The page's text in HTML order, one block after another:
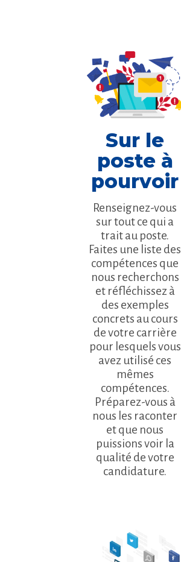
Sur le
poste à
pourvoir
Renseignez-vous
sur tout ce qui a
trait au poste.
Faites une liste des
compétences que
nous recherchons
et réfléchissez à
des exemples
concrets au cours
de votre carrière
pour lesquels vous
avez utilisé ces
mêmes
compétences.
Préparez-vous à
nous les raconter
et que nous
puissions voir la
qualité de votre
candidature.